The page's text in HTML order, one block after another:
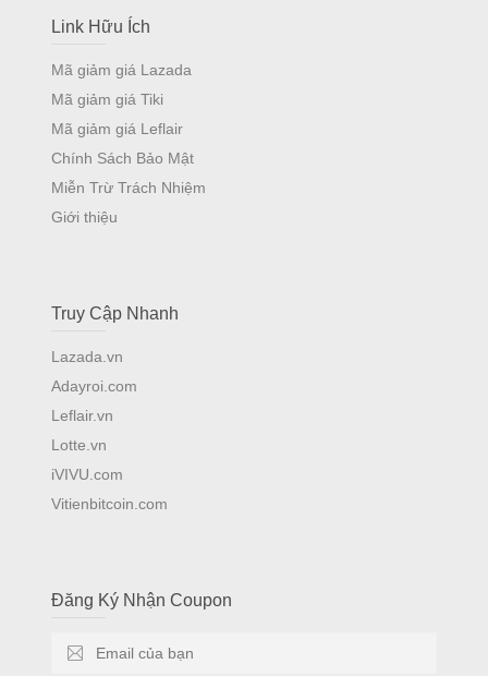
Link Hữu Ích
Mã giảm giá Lazada
Mã giảm giá Tiki
Mã giảm giá Leflair
Chính Sách Bảo Mật
Miễn Trừ Trách Nhiệm
Giới thiệu
Truy Cập Nhanh
Lazada.vn
Adayroi.com
Leflair.vn
Lotte.vn
iVIVU.com
Vitienbitcoin.com
Đăng Ký Nhận Coupon